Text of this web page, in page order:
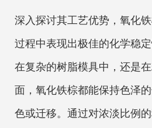
深入探讨其工艺优势，氧化
过程中表现出极佳的化学稳
在复杂的树脂模具中，还是
面，氧化铁棕都能保持色泽
色或迁移。通过对浓淡比例